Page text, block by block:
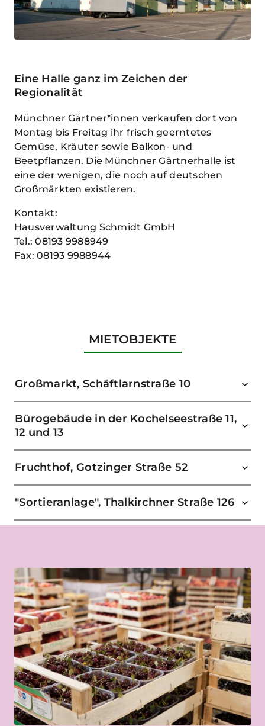
Eine Halle ganz im Zeichen der
Regionalität
Münchner Gärtner*innen verkaufen dort von
Montag bis Freitag ihr frisch geerntetes
Gemüse, Kräuter sowie Balkon- und
Beetpflanzen. Die Münchner Gärtnerhalle ist
eine der wenigen, die noch auf deutschen
Großmärkten existieren.
Kontakt:
Hausverwaltung Schmidt GmbH
Tel.: 08193 9988949
Fax: 08193 9988944
MIETOBJEKTE
Großmarkt, Schäftlarnstraße 10
Bürogebäude in der Kochelseestraße 11,
12 und 13
Fruchthof, Gotzinger Straße 52
"Sortieranlage", Thalkirchner Straße 126